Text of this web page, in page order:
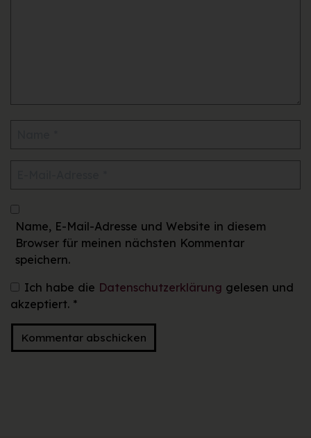
Name, E-Mail-Adresse und Website in diesem
Browser für meinen nächsten Kommentar
speichern.
Ich habe die Datenschutzerklärung gelesen und
akzeptiert. *